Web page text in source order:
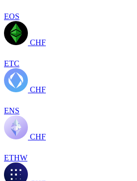
EOS
CHF
ETC
CHF
ENS
CHF
ETHW